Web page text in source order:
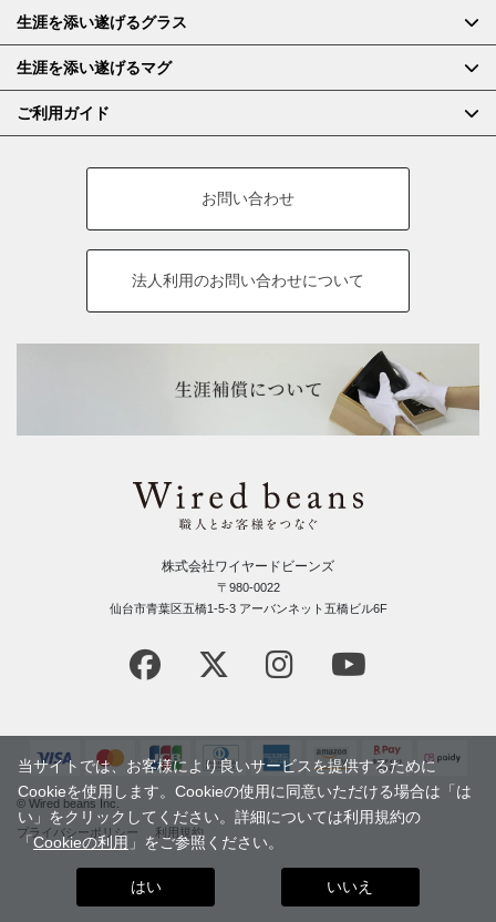
生涯を添い遂げるグラス
生涯を添い遂げるマグ
ご利用ガイド
お問い合わせ
法人利用のお問い合わせについて
株式会社ワイヤードビーンズ
〒980-0022
仙台市青葉区五橋1-5-3 アーバンネット五橋ビル6F
© Wired beans Inc.
プライバシーポリシー 利用規約
当サイトでは、お客様により良いサービスを提供するために
Cookieを使用します。Cookieの使用に同意いただける場合は「は
い」をクリックしてください。詳細については利用規約の
「 Cookieの利用 」をご参照ください。
はい いいえ